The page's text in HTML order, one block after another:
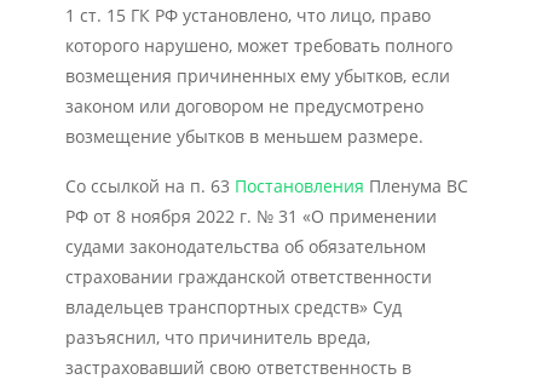
1 ст. 15 ГК РФ установлено, что лицо, право
которого нарушено, может требовать полного
возмещения причиненных ему убытков, если
законом или договором не предусмотрено
возмещение убытков в меньшем размере.
Со ссылкой на п. 63 Постановления Пленума ВС
РФ от 8 ноября 2022 г. № 31 «О применении
судами законодательства об обязательном
страховании гражданской ответственности
владельцев транспортных средств» Суд
разъяснил, что причинитель вреда,
застраховавший свою ответственность в